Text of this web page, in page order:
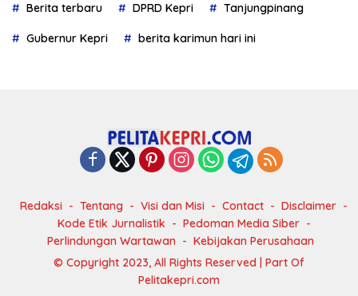
Berita terbaru DPRD Kepri Tanjungpinang
Gubernur Kepri berita karimun hari ini
Redaksi Tentang Visi dan Misi Contact
Disclaimer
Kode Etik Jurnalistik
Pedoman Media Siber
Perlindungan Wartawan
Kebijakan Perusahaan
© Copyright 2023, All Rights Reserved | Part Of
Pelitakepri.com